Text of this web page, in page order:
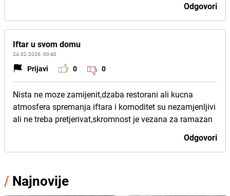
Odgovori
Iftar u svom domu
24.02.2026. 00:40
Prijavi 0 0
Nista ne moze zamijenit,dzaba restorani ali kucna
atmosfera spremanja iftara i komoditet su nezamjenljivi
ali ne treba pretjerivat,skromnost je vezana za ramazan
Odgovori
/ Najnovije